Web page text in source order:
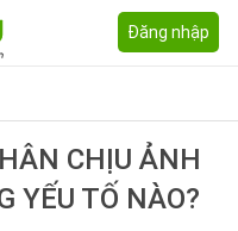
Đăng nhập
CHỊU ẢNH
YẾU TỐ NÀO?